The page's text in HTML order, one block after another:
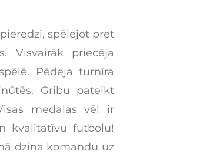
spēlejot pret
Visvairāk priecēja
Pēdeja turnīra
Gribu pateikt
medaļas vēl ir
kvalitatīvu futbolu!
dzina komandu uz